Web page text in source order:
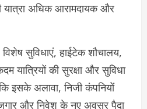
अधिक आरामदायक और
सुविधाएं, हाईटेक शौचालय,
यात्रियों की सुरक्षा और सुविधा
इसके अलावा, निजी कंपनियों
और निवेश के नए अवसर पैदा